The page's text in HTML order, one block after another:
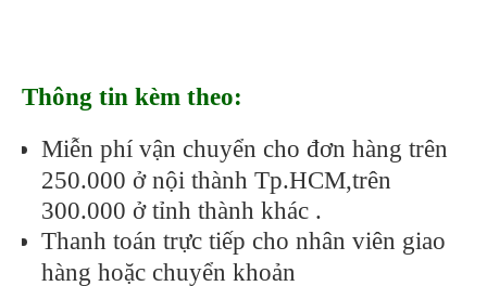
Thông tin kèm theo:
Miễn phí vận chuyển cho đơn hàng trên
250.000 ở nội thành Tp.HCM,trên
300.000 ở tỉnh thành khác .
Thanh toán trực tiếp cho nhân viên giao
hàng hoặc chuyển khoản